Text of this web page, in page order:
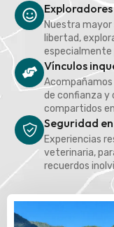
Nuestra
libertad,
especialmente
Vínculos
Acompañamos
de confianza y
compartidos
Seguridad
Experiencias
veterinaria,
recuerdos